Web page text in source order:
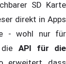
SD Karte
direkt in Apps
- wohl nur für
API für die